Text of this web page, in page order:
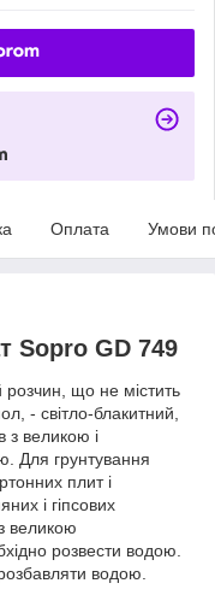
Оплата Умови
Sopro GD 749
розчин, що не містить
- світло-блакитний,
з великою і
Для грунтування
плит і
і гіпсових
великою
розвести водою.
розбавляти водою.